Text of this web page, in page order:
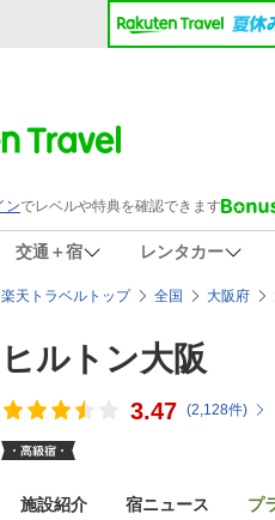
交通＋宿 レンタカー
楽天トラベルトップ 全国 大阪府
ヒルトン大阪
3.47 (2,128件)
施設紹介 宿ニュース プ